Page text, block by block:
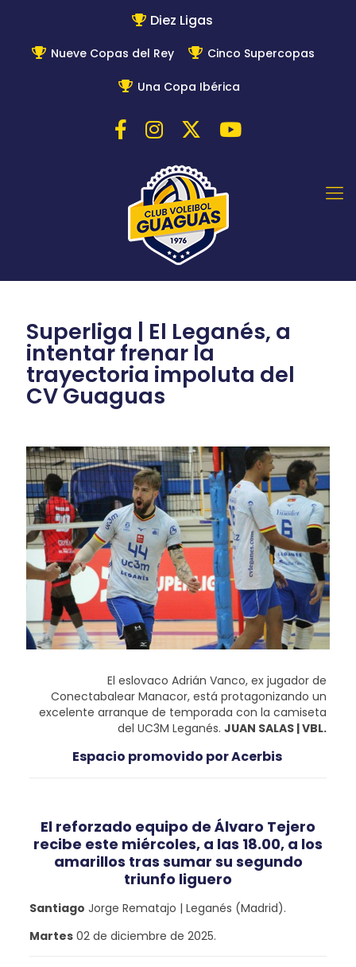
Diez Ligas
Nueve Copas del Rey Cinco Supercopas
Una Copa Ibérica
Superliga | El Leganés, a
intentar frenar la
trayectoria impoluta del
CV Guaguas
El eslovaco Adrián Vanco, ex jugador de
Conectabalear Manacor, está protagonizando un
excelente arranque de temporada con la camiseta
del UC3M Leganés.JUAN SALAS | VBL.
Espacio promovido por Acerbis
El reforzado equipo de Álvaro Tejero
recibe este miércoles, a las 18.00, a los
amarillos tras sumar su segundo
triunfo liguero
Santiago Jorge Rematajo | Leganés (Madrid).
Martes02 de diciembre de 2025.